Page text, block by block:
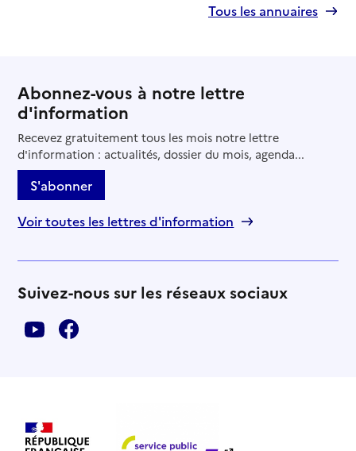
Tous les annuaires
Abonnez-vous à notre lettre
d'information
Recevez gratuitement tous les mois notre lettre
d'information : actualités, dossier du mois, agenda...
S'abonner
Voir toutes les lettres d'information
Suivez-nous sur les réseaux sociaux